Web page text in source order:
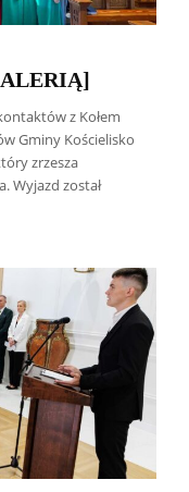
z Kołem
Gminy Kościelisko
zrzesza
Wyjazd został